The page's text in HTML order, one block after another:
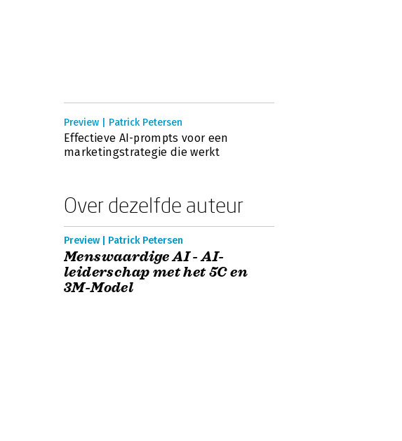
Preview | Patrick Petersen
Effectieve AI-prompts voor een
marketingstrategie die werkt
Over dezelfde auteur
Preview | Patrick Petersen
Menswaardige AI - AI-
leiderschap met het 5C en
3M-Model